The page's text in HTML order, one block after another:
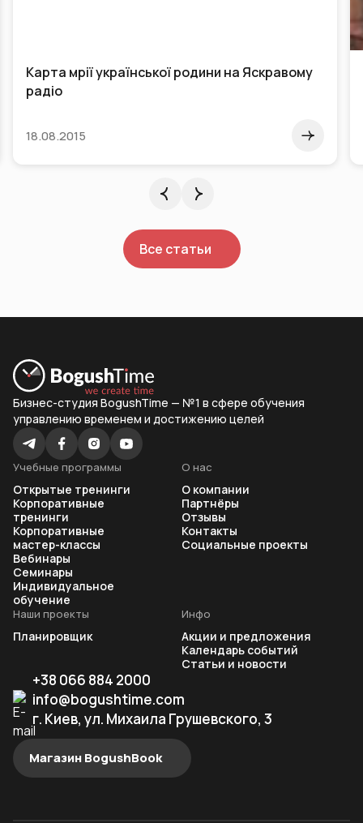
Карта мрії української родини на Яскравому
радіо
18.08.2015
Все статьи
Бизнес-студия BogushTime — №1 в сфере обучения
управлению временем и достижению целей
Учебные программы
Открытые тренинги
Корпоративные
тренинги
Корпоративные
мастер-классы
Вебинары
Семинары
Индивидуальное
обучение
Наши проекты
Планировщик
Инфо
Акции и предложения
Календарь событий
Статьи и новости
О нас
О компании
Партнёры
Отзывы
Контакты
Социальные проекты
+38 066 884 2000
info@bogushtime.com
г. Киев, ул. Михаила Грушевского, 3
Магазин BogushBook